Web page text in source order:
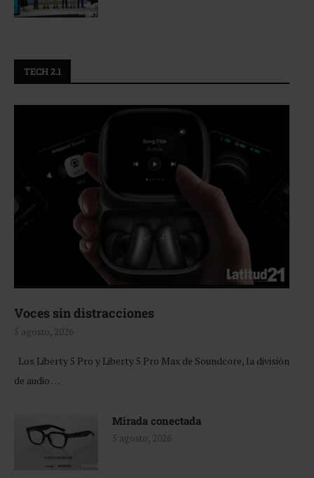
TECH 2.1
Voces sin distracciones
5 agosto, 2026
Los Liberty 5 Pro y Liberty 5 Pro Max de Soundcore, la división
de audio …
Mirada conectada
5 agosto, 2026